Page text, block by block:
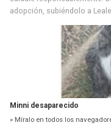
adopción, subiéndolo a
Minni desaparecido
» Míralo en todos los